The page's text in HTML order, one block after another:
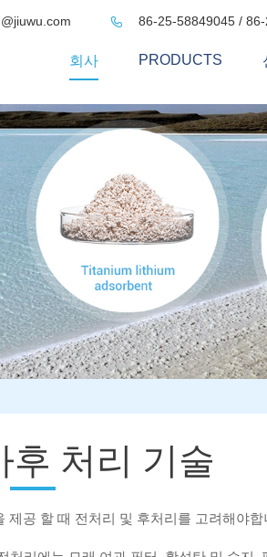
 86-25-58849045 /
회사 PRODUCTS
후 처리 기술
제공 할 때 전처리 및 후처리를 고려해야합